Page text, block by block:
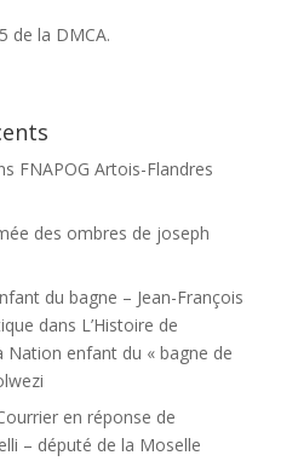
de la DMCA.
FNAPOG Artois-Flandres
des ombres de joseph
du bagne – Jean-François
dans L’Histoire de
Nation enfant du « bagne de
en réponse de
– député de la Moselle